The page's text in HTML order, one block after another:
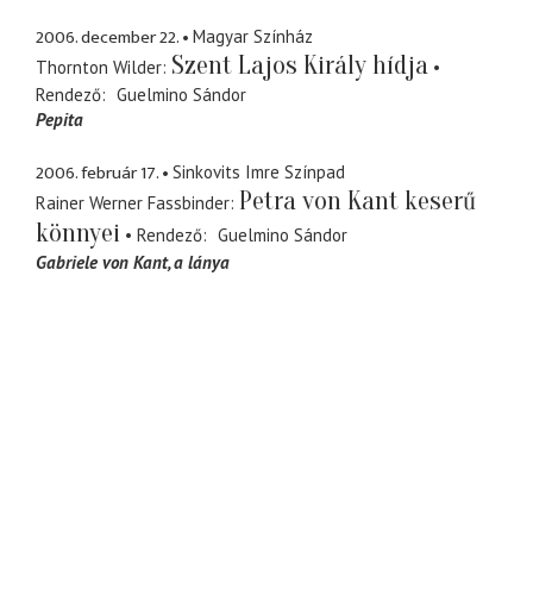
2006. december 22.
Magyar Színház
Thornton Wilder Szent Lajos Király hídja
Rendező
Guelmino Sándor
Pepita
2006. február 17.
Sinkovits Imre Színpad
Rainer Werner Fassbinder Petra von Kant keserű
könnyei
Rendező
Guelmino Sándor
Gabriele von Kant a lánya